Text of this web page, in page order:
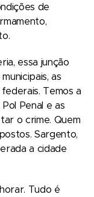
de
essa junção
as
Temos a
Penal e as
o crime. Quem
Sargento,
a cidade
Tudo é